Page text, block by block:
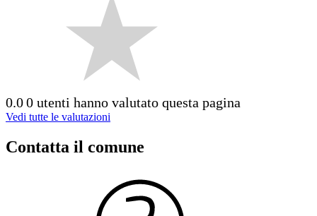
0.00 utenti hanno valutato questa pagina
Vedi tutte le valutazioni
Contatta il comune